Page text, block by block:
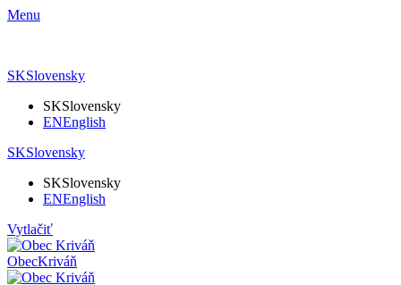
Menu
SKSlovensky
SKSlovensky
ENEnglish
SKSlovensky
SKSlovensky
ENEnglish
Vytlačiť
ObecKriváň